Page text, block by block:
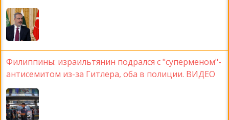
Филиппины: израильтянин подрался с "суперменом"-
антисемитом из-за Гитлера, оба в полиции. ВИДЕО